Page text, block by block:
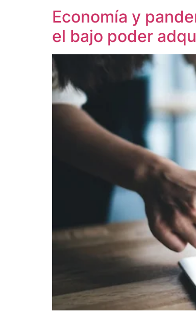
Economía y
el bajo poder